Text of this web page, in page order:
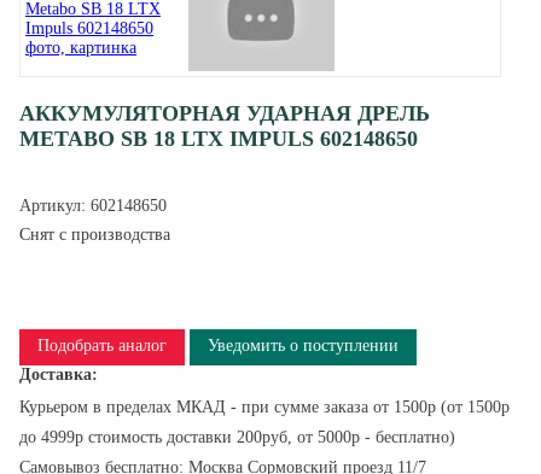
АККУМУЛЯТОРНАЯ УДАРНАЯ ДРЕЛЬ
METABO SB 18 LTX IMPULS 602148650
Артикул: 602148650
Снят с производства
Подобрать аналог
Уведомить о поступлении
Доставка:
Курьером в пределах МКАД - при сумме заказа от 1500р (от 1500р
до 4999р стоимость доставки 200руб, от 5000р - бесплатно)
Самовывоз бесплатно: Москва Сормовский проезд 11/7